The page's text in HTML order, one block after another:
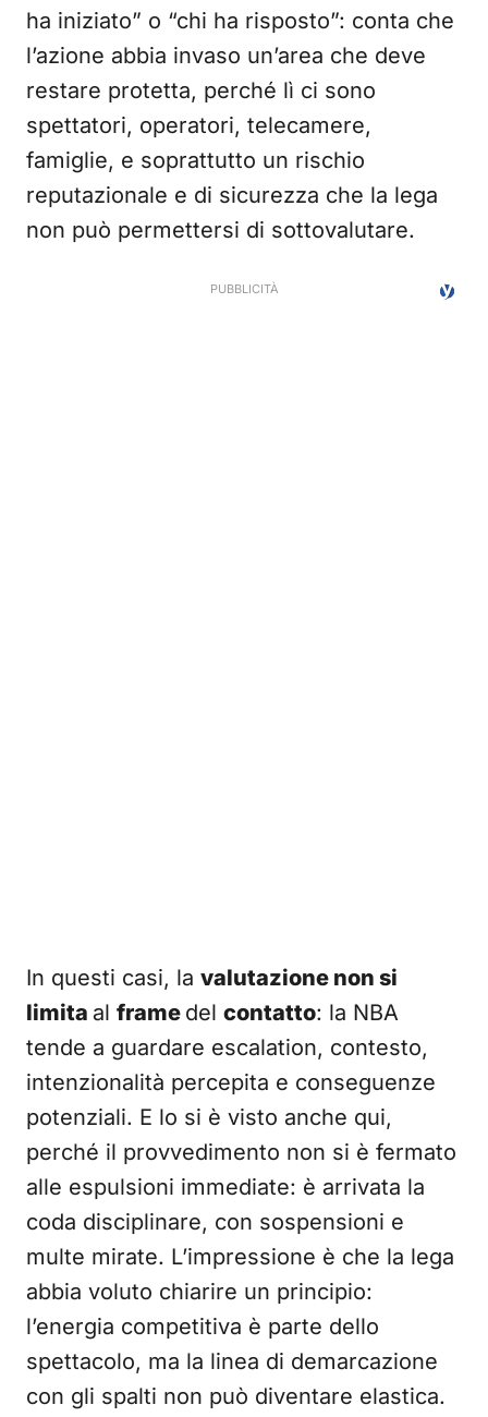
ha iniziato” o “chi ha risposto”: conta che
l’azione abbia invaso un’area che deve
restare protetta, perché lì ci sono
spettatori, operatori, telecamere,
famiglie, e soprattutto un rischio
reputazionale e di sicurezza che la lega
non può permettersi di sottovalutare.
In questi casi, la valutazione non si
limita al frame del contatto: la NBA
tende a guardare escalation, contesto,
intenzionalità percepita e conseguenze
potenziali. E lo si è visto anche qui,
perché il provvedimento non si è fermato
alle espulsioni immediate: è arrivata la
coda disciplinare, con sospensioni e
multe mirate. L’impressione è che la lega
abbia voluto chiarire un principio:
l’energia competitiva è parte dello
spettacolo, ma la linea di demarcazione
con gli spalti non può diventare elastica.